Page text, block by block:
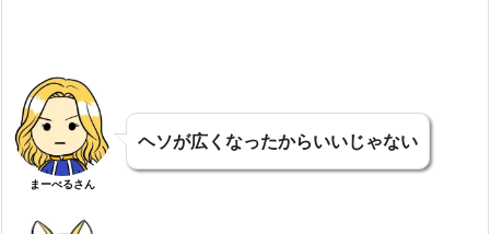
まーべるさん
ヘソが広くなったからいいじゃない